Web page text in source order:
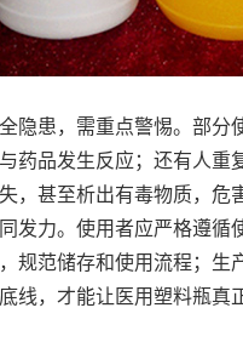
隐患，需重点警惕。部分
药品发生反应；还有人
，甚至析出有毒物质，危
发力。使用者应严格遵
规范储存和使用流程；
线，才能让医用塑料瓶真